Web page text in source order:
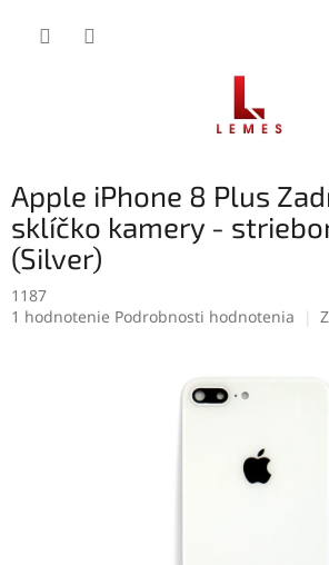
Apple iPhone 8 Plus
sklíčko kamery -
(Silver)
1187
Priemerné
1 hodnotenie Podrobnosti hodnotenia